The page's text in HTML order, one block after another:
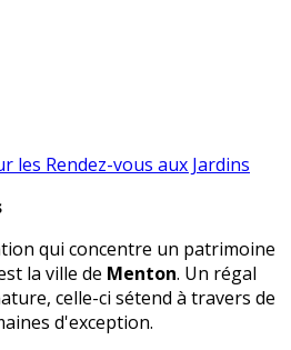
qui concentre un patrimoine
la ville de Menton. Un régal
celle-ci sétend à travers de
d'exception.